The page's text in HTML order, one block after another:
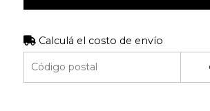
Calculá el costo de envío